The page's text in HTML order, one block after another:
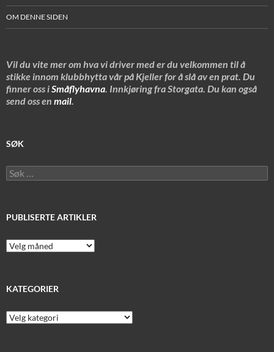
OM DENNE SIDEN
Vil du vite mer om hva vi driver med er du velkommen til å
stikke innom klubbhytta vår på Kjeller for å slå av en prat. Du
finner oss iSmåflyhavna. Innkjøring fra Storgata. Du kan også
send oss en mail.
SØK
Søk
etter:
PUBLISERTE ARTIKLER
Publiserte
artikler
KATEGORIER
Kategorier